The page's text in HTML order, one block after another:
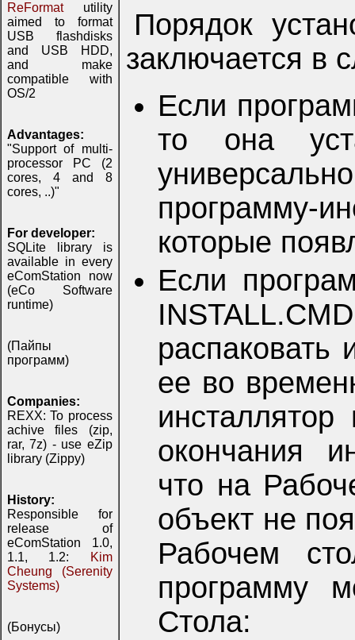
ReFormatutility
aimed to format
USB flashdisks
and USB HDD,
and make
compatible with
OS/2
Advantages:
"Support of multi-
processor PC (2
cores, 4 and 8
cores, ..)"
For developer:
SQLite library is
available in every
eComStation now
(eCo Software
runtime)
(Пайпы
программ)
Companies:
REXX: To process
achive files (zip,
rar, 7z) - use eZip
library (Zippy)
History:
Responsible for
release of
eComStation 1.0,
1.1, 1.2:
Kim
Cheung (Serenity
Systems)
(Бонусы)
Порядок
заключается в
Если
то она
программу-
которые
Если
ее во
окончания
что на
объект не
Рабочем
программу
Стола: